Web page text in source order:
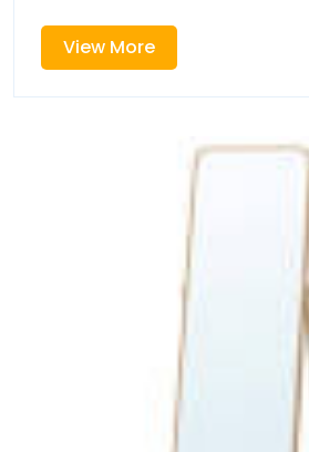
et
View MoreView
More